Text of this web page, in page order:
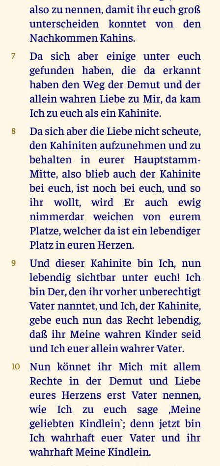
also zu nennen, damit ihr euch groß
unterscheiden konntet von den
Nachkommen Kahins.
7
Da sich aber einige unter euch
gefunden haben, die da erkannt
haben den Weg der Demut und der
allein wahren Liebe zu Mir, da kam
Ich zu euch als ein Kahinite.
8
Da sich aber die Liebe nicht scheute,
den Kahiniten aufzunehmen und zu
behalten in eurer Hauptstamm-
Mitte, also blieb auch der Kahinite
bei euch, ist noch bei euch, und so
ihr wollt, wird Er auch ewig
nimmerdar weichen von eurem
Platze, welcher da ist ein lebendiger
Platz in euren Herzen.
9
Und dieser Kahinite bin Ich, nun
lebendig sichtbar unter euch! Ich
bin Der, den ihr vorher unberechtigt
Vater nanntet, und Ich, der Kahinite,
gebe euch nun das Recht lebendig,
daß ihr Meine wahren Kinder seid
und Ich euer allein wahrer Vater.
10
Nun könnet ihr Mich mit allem
Rechte in der Demut und Liebe
eures Herzens erst Vater nennen,
wie Ich zu euch sage ,Meine
geliebten Kindlein`; denn jetzt bin
Ich wahrhaft euer Vater und ihr
wahrhaft Meine Kindlein.